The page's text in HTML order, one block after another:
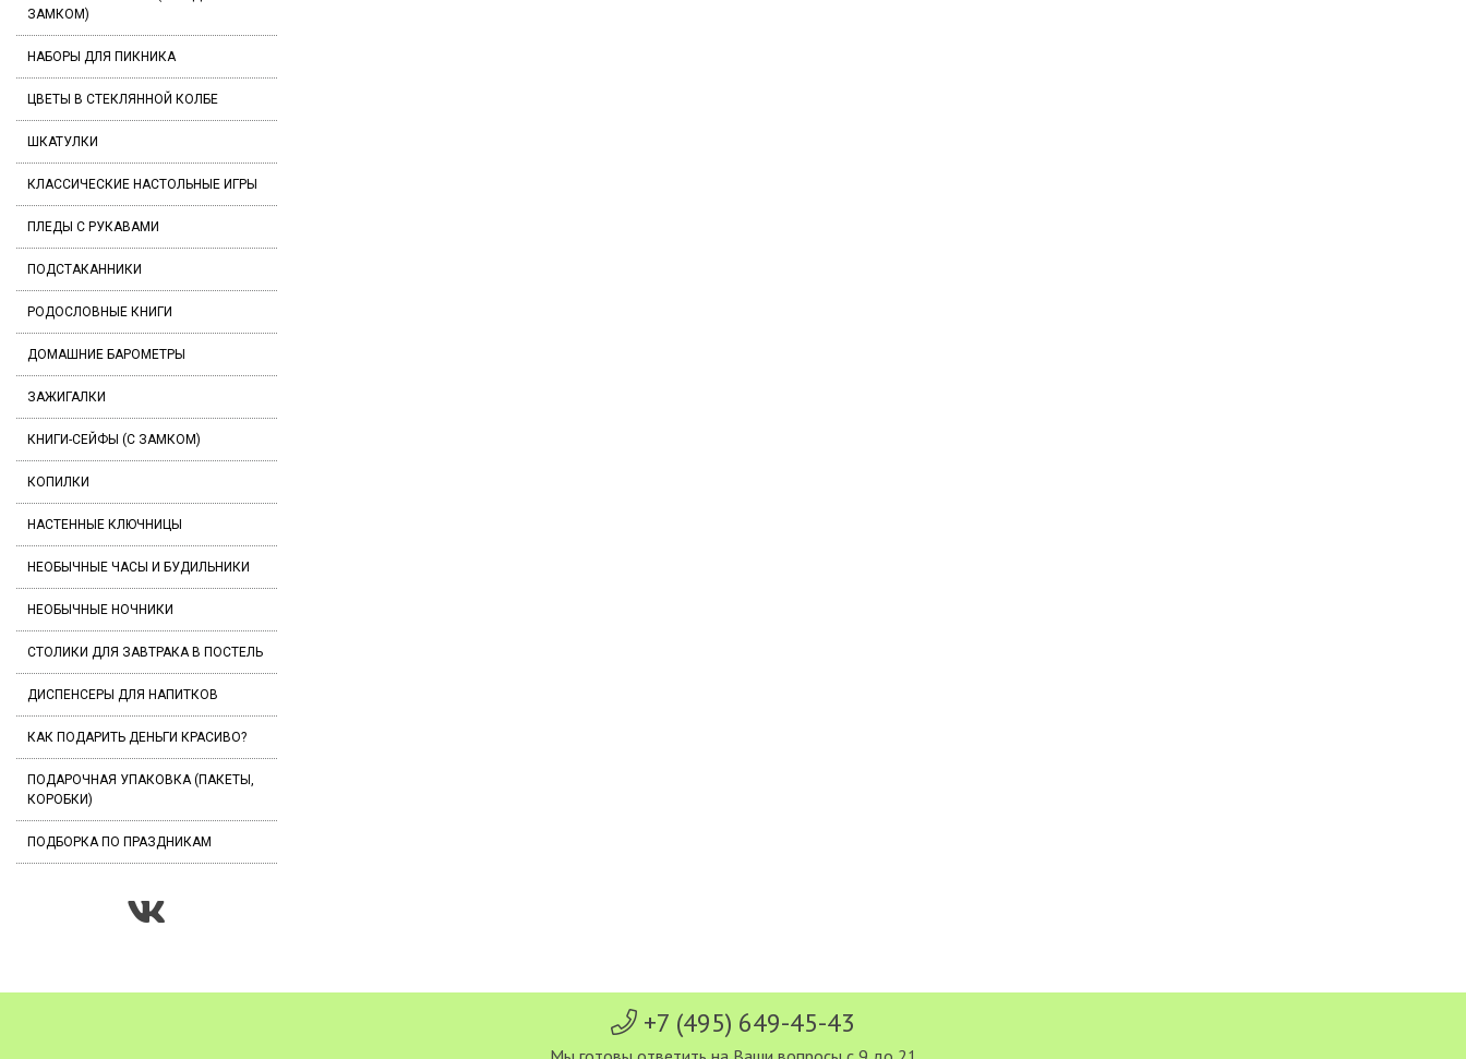
ЗАМКОМ)
НАБОРЫ ДЛЯ ПИКНИКА
ЦВЕТЫ В СТЕКЛЯННОЙ КОЛБЕ
ШКАТУЛКИ
КЛАССИЧЕСКИЕ НАСТОЛЬНЫЕ ИГРЫ
ПЛЕДЫ С РУКАВАМИ
ПОДСТАКАННИКИ
РОДОСЛОВНЫЕ КНИГИ
ДОМАШНИЕ БАРОМЕТРЫ
ЗАЖИГАЛКИ
КНИГИ-СЕЙФЫ (С ЗАМКОМ)
КОПИЛКИ
НАСТЕННЫЕ КЛЮЧНИЦЫ
НЕОБЫЧНЫЕ ЧАСЫ И БУДИЛЬНИКИ
НЕОБЫЧНЫЕ НОЧНИКИ
СТОЛИКИ ДЛЯ ЗАВТРАКА В ПОСТЕЛЬ
ДИСПЕНСЕРЫ ДЛЯ НАПИТКОВ
КАК ПОДАРИТЬ ДЕНЬГИ КРАСИВО?
ПОДАРОЧНАЯ УПАКОВКА (ПАКЕТЫ,
КОРОБКИ)
ПОДБОРКА ПО ПРАЗДНИКАМ
+7 (495) 649-45-43